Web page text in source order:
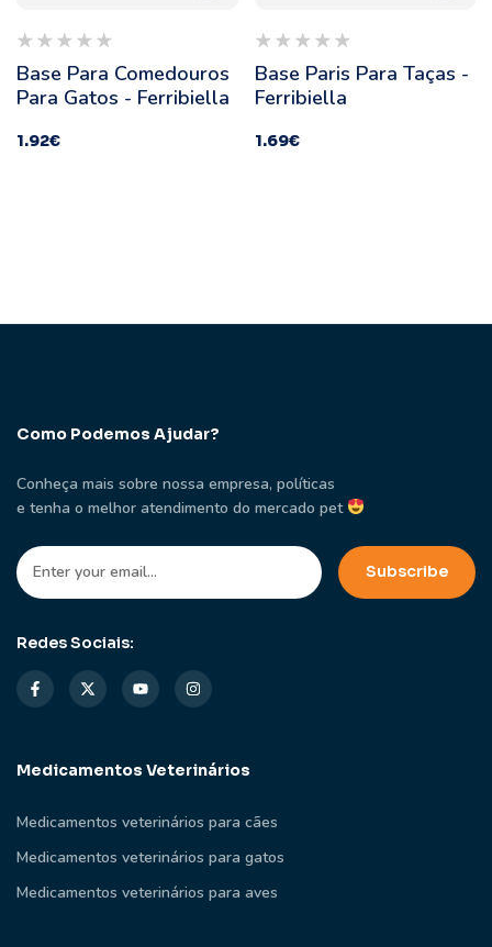
Base Para Comedouros
Para Gatos - Ferribiella
1.92€
Base Paris Para Taças -
Ferribiella
1.69€
Como Podemos Ajudar?
Conheça mais sobre nossa empresa, políticas
e tenha o melhor atendimento do mercado pet
Redes Sociais:
Medicamentos Veterinários
Medicamentos veterinários para cães
Medicamentos veterinários para gatos
Medicamentos veterinários para aves